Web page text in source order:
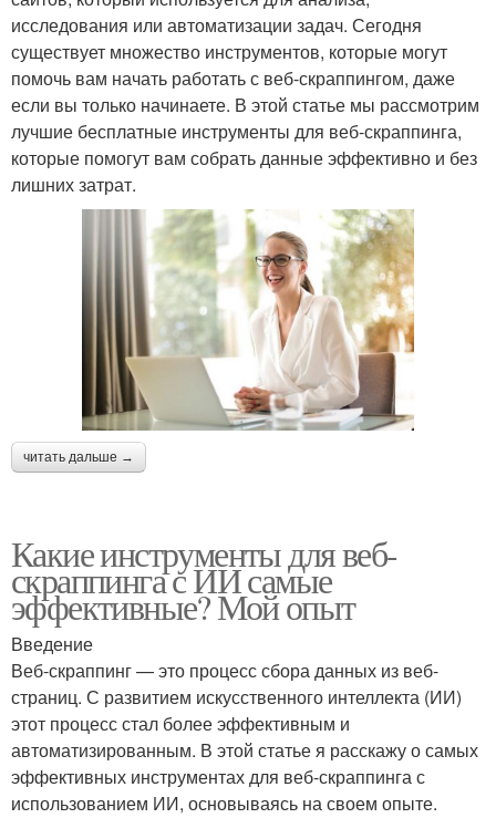
исследования или автоматизации задач. Сегодня
существует множество инструментов, которые могут
помочь вам начать работать с веб-скраппингом, даже
если вы только начинаете. В этой статье мы рассмотрим
лучшие бесплатные инструменты для веб-скраппинга,
которые помогут вам собрать данные эффективно и без
лишних затрат.
читать дальше →
Какие инструменты для веб-
скраппинга с ИИ самые
эффективные? Мой опыт
Введение
Веб-скраппинг — это процесс сбора данных из веб-
страниц. С развитием искусственного интеллекта (ИИ)
этот процесс стал более эффективным и
автоматизированным. В этой статье я расскажу о самых
эффективных инструментах для веб-скраппинга с
использованием ИИ, основываясь на своем опыте.